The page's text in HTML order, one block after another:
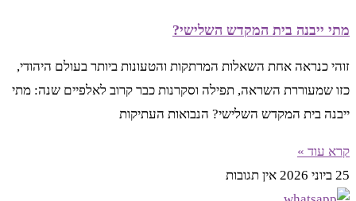
מתי ייבנה בית המקדש השלישי?
זוהי כנראה אחת השאלות המרתקות והטעונות ביותר בעולם היהודי,
כזו שמעוררת השראה, תפילה וסקרנות כבר קרוב לאלפיים שנה: מתי
ייבנה בית המקדש השלישי? הנבואות העתיקות
קרא עוד »
25 ביוני 2026
אין תגובות